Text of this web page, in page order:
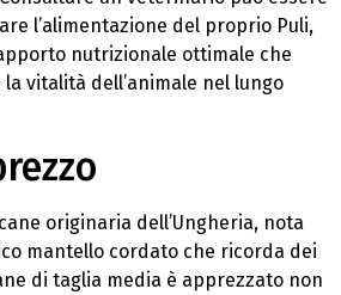
l’alimentazione del proprio Puli,
nutrizionale ottimale che
vitalità dell’animale nel lungo
originaria dell’Ungheria, nota
mantello cordato che ricorda dei
di taglia media è apprezzato non